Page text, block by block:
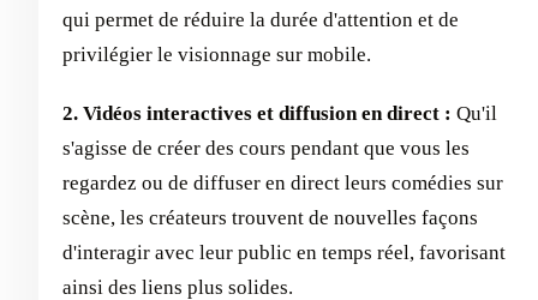
qui permet de réduire la durée d'attention et de
privilégier le visionnage sur mobile.
2. Vidéos interactives et diffusion en direct : Qu'il
s'agisse de créer des cours pendant que vous les
regardez ou de diffuser en direct leurs comédies sur
scène, les créateurs trouvent de nouvelles façons
d'interagir avec leur public en temps réel, favorisant
ainsi des liens plus solides.